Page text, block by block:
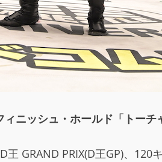
ニッシュ・ホールド「トーチ
王 GRAND PRIX(D王GP)、